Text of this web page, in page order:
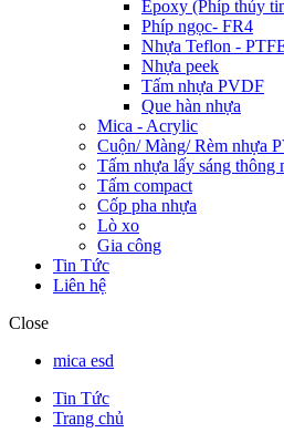
Epoxy (Phíp thủy
Phíp ngọc- FR4
Nhựa Teflon -
Nhựa peek
Tấm nhựa PVDF
Que hàn nhựa
Mica - Acrylic
Cuộn/ Màng/ Rèm nhựa
Tấm nhựa lấy sáng thông
Tấm compact
Cốp pha nhựa
Lò xo
Gia công
Tin Tức
Liên hệ
Close
mica esd
Tin Tức
Trang chủ